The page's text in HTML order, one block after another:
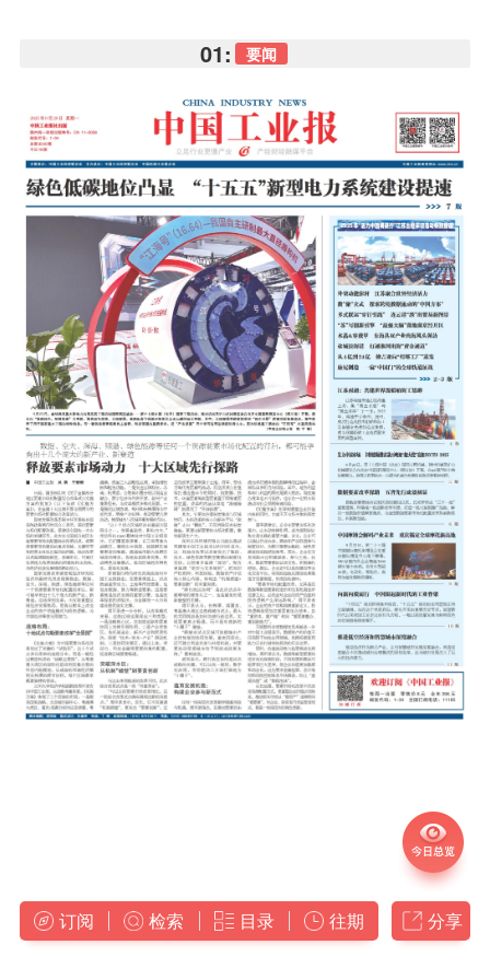
01: 要闻
订阅 检索 目录 往期 分享